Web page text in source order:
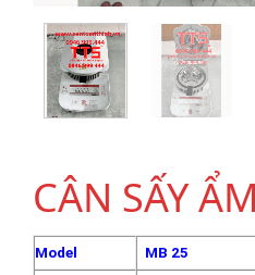
CÂN SẤY
Model
MB 25